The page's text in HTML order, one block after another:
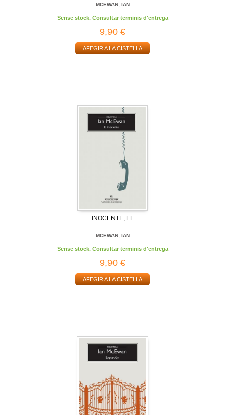
MCEWAN, IAN
Sense stock. Consultar terminis d'entrega
9,90 €
AFEGIR A LA CISTELLA
INOCENTE, EL
MCEWAN, IAN
Sense stock. Consultar terminis d'entrega
9,90 €
AFEGIR A LA CISTELLA